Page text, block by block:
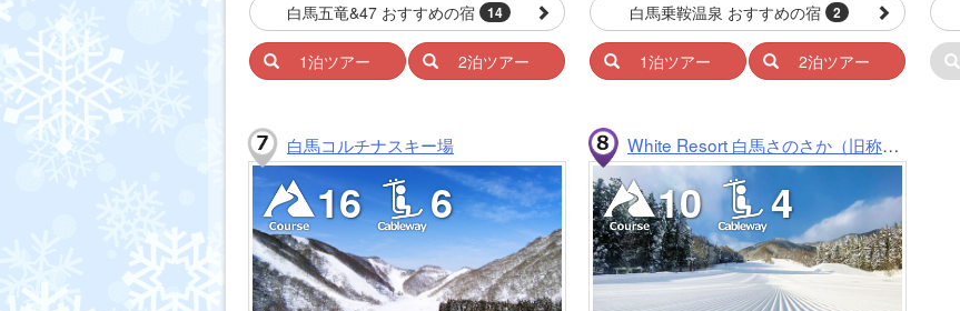
白馬五竜&47 おすすめの宿 14
1泊ツアー 2泊ツアー
白馬乗鞍温泉 おすすめの宿 2
1泊ツアー 2泊ツアー
白馬コルチナスキー場
16 6
White Resort 白馬さのさか（旧称白馬さのさかスキー場）
10 4